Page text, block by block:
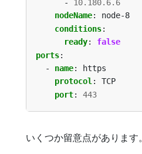
- 10.180.6.6
nodeName:
node-8
conditions:
ready:
false
ports:
- name:
https
protocol:
TCP
port: 443
いくつか留意点があります。